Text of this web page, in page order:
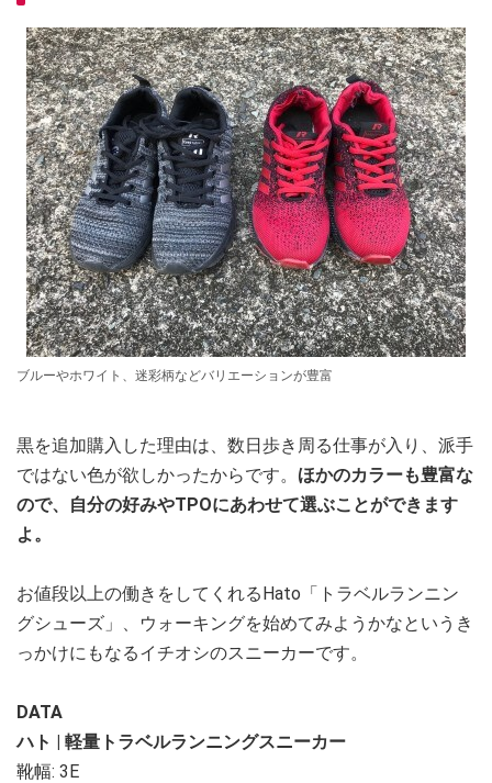
ブルーやホワイト、迷彩柄などバリエーションが豊富
黒を追加購入した理由は、数日歩き周る仕事が入り、派手
ではない色が欲しかったからです。 ほかのカラーも豊富な
ので、自分の好みやTPOにあわせて選ぶことができます
よ。
お値段以上の働きをしてくれるHato「トラベルランニン
グシューズ」、ウォーキングを始めてみようかなというき
っかけにもなるイチオシのスニーカーです。
DATA
ハト | 軽量トラベルランニングスニーカー
靴幅: 3E